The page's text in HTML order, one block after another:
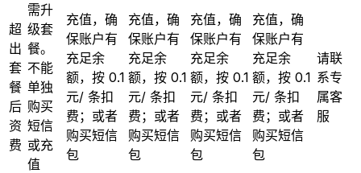
超
出
套
餐
后
资
费
需升
级套
餐。
不能
单独
购买
短信
或充
值
充值，确
保账户有
充足余
额，按 0.1
元/ 条扣
费；或者
购买短信
包
充值，确
保账户有
充足余
额，按 0.1
元/ 条扣
费；或者
购买短信
包
充值，确
保账户有
充足余
额，按 0.1
元/ 条扣
费；或者
购买短信
包
充值，确
保账户有
充足余
额，按 0.1
元/ 条扣
费；或者
购买短信
包
请联
系专
属客
服